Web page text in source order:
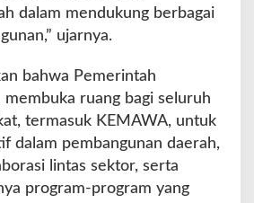
dalam mendukung berbagai
ujarnya.
bahwa Pemerintah
ruang bagi seluruh
termasuk KEMAWA, untuk
dalam pembangunan daerah,
lintas sektor, serta
program-program yang